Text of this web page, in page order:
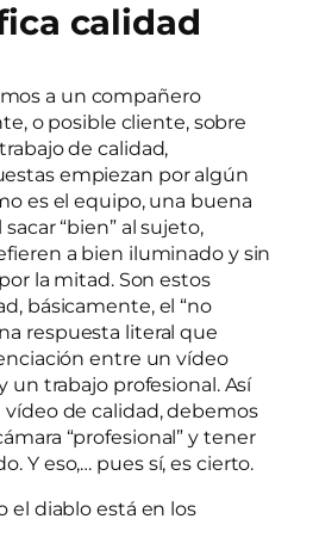
calidad
a un compañero
o posible cliente, sobre
de calidad,
empiezan por algún
es el equipo, una buena
“bien” al sujeto,
a bien iluminado y sin
la mitad. Son estos
básicamente, el “no
respuesta literal que
entre un vídeo
un trabajo profesional. Así
de calidad, debemos
“profesional” y tener
Y eso,… pues sí, es cierto.
el diablo está en los